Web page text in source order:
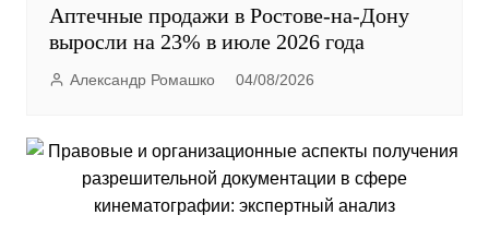
Аптечные продажи в Ростове-на-Дону
выросли на 23% в июле 2026 года
Александр Ромашко 04/08/2026